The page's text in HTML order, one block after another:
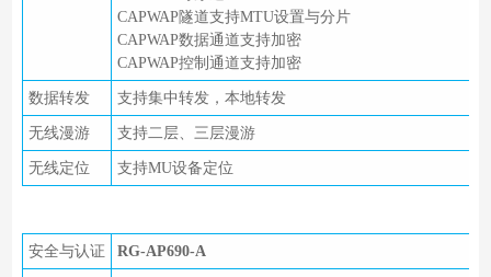
CAPWAP隧道支持MTU设置与分片
CAPWAP数据通道支持加密
CAPWAP控制通道支持加密
数据转发 支持集中转发，本地转发
无线漫游 支持二层、三层漫游
无线定位 支持MU设备定位
安全与认证 RG-AP690-A